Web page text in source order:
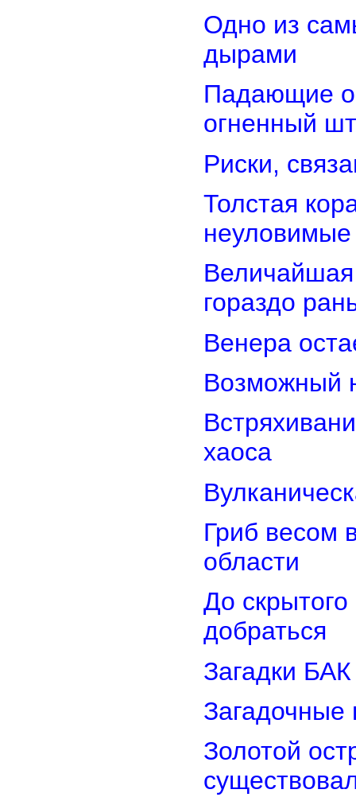
Одно из
дырами
Падающие
огненный
Риски,
Толстая
Величайшая
гораздо
Венера
Возможный
хаоса
Гриб весом
области
До
добраться
Загадки
Загадочные
Золотой